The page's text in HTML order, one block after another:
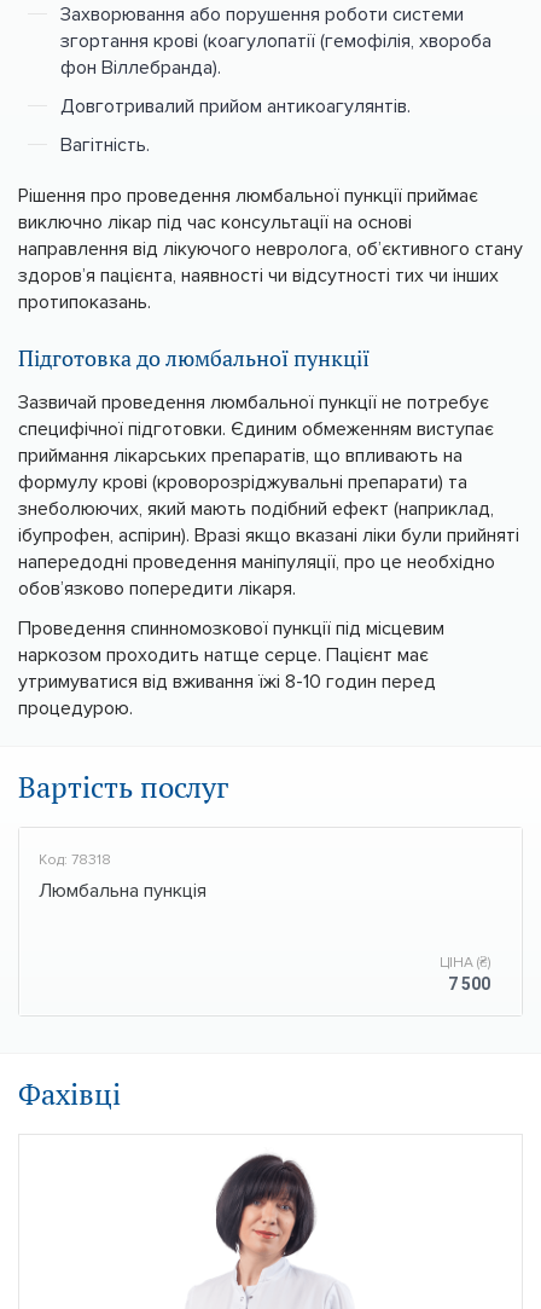
Захворювання або порушення роботи системи
згортання крові (коагулопатії (гемофілія, хвороба
фон Віллебранда).
Довготривалий прийом антикоагулянтів.
Вагітність.
Рішення про проведення люмбальної пункції приймає
виключно лікар під час консультації на основі
направлення від лікуючого невролога, об’єктивного стану
здоров’я пацієнта, наявності чи відсутності тих чи інших
протипоказань.
Підготовка до люмбальної пункції
Зазвичай проведення люмбальної пункції не потребує
специфічної підготовки. Єдиним обмеженням виступає
приймання лікарських препаратів, що впливають на
формулу крові (кроворозріджувальні препарати) та
знеболюючих, який мають подібний ефект (наприклад,
ібупрофен, аспірин). Вразі якщо вказані ліки були прийняті
напередодні проведення маніпуляції, про це необхідно
обов’язково попередити лікаря.
Проведення спинномозкової пункції під місцевим
наркозом проходить натще серце. Пацієнт має
утримуватися від вживання їжі 8-10 годин перед
процедурою.
Вартість послуг
Код: 78318
Люмбальна пункція
ЦІНА (₴)
7 500
Фахівці